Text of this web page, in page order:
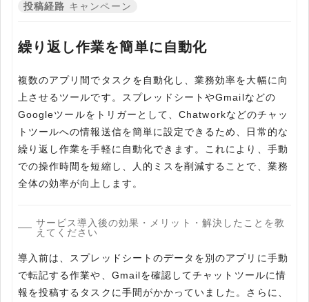
投稿経路 キャンペーン
繰り返し作業を簡単に自動化
複数のアプリ間でタスクを自動化し、業務効率を大幅に向
上させるツールです。スプレッドシートやGmailなどの
Googleツールをトリガーとして、Chatworkなどのチャッ
トツールへの情報送信を簡単に設定できるため、日常的な
繰り返し作業を手軽に自動化できます。これにより、手動
での操作時間を短縮し、人的ミスを削減することで、業務
全体の効率が向上します。
サービス導入後の効果・メリット・解決したことを教
えてください
導入前は、スプレッドシートのデータを別のアプリに手動
で転記する作業や、Gmailを確認してチャットツールに情
報を投稿するタスクに手間がかかっていました。さらに、